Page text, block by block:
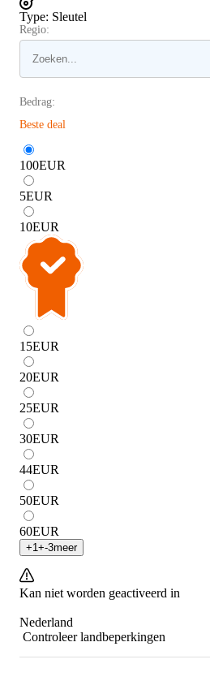
Type: Sleutel
Regio:
Bedrag:
Beste deal
100EUR
5EUR
10EUR
15EUR
20EUR
25EUR
30EUR
44EUR
50EUR
60EUR
+1+-3meer
Kan niet worden geactiveerd in
Nederland
Controleer landbeperkingen